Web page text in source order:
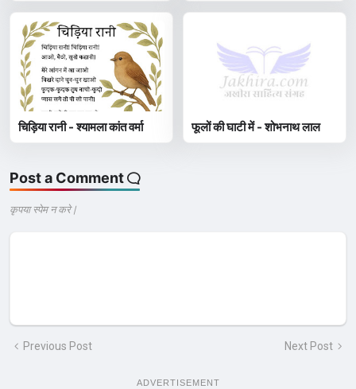
चिड़िया रानी - श्यामला कांत वर्मा फूलों की घाटी में - शोभनाथ लाल
Post a Comment
कृपया स्पेम न करे |
Previous Post Next Post
ADVERTISEMENT